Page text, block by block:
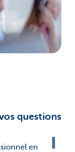
questions
en